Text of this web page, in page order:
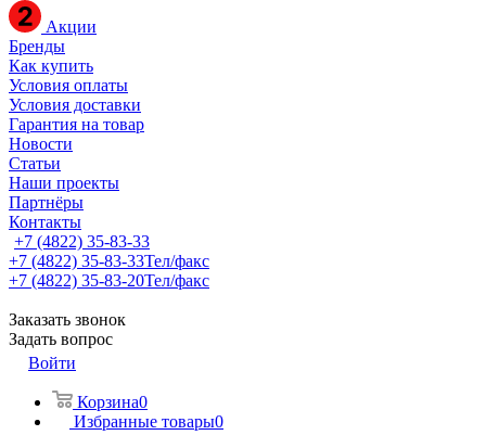
Акции
Бренды
Как купить
Условия оплаты
Условия доставки
Гарантия на товар
Новости
Статьи
Наши проекты
Партнёры
Контакты
+7 (4822) 35-83-33
+7 (4822) 35-83-33Тел/факс
+7 (4822) 35-83-20Тел/факс
Заказать звонок
Задать вопрос
Войти
Корзина0
Избранные товары0